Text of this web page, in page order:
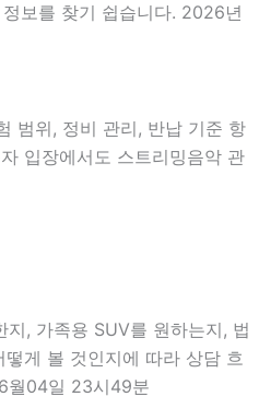
보를 찾기 쉽습니다. 2026년
범위, 정비 관리, 반납 기준 항
입장에서도 스트리밍음악 관
, 가족용 SUV를 원하는지, 법
게 볼 것인지에 따라 상담 흐
월04일 23시49분